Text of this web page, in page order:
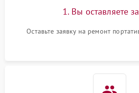
1. Вы оставляете
Оставьте заявку на ремонт